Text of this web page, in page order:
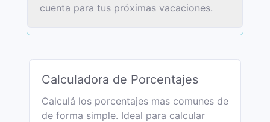
cuenta para tus próximas vacaciones.
Calculadora de Porcentajes
Calculá los porcentajes mas comunes de
de forma simple. Ideal para calcular